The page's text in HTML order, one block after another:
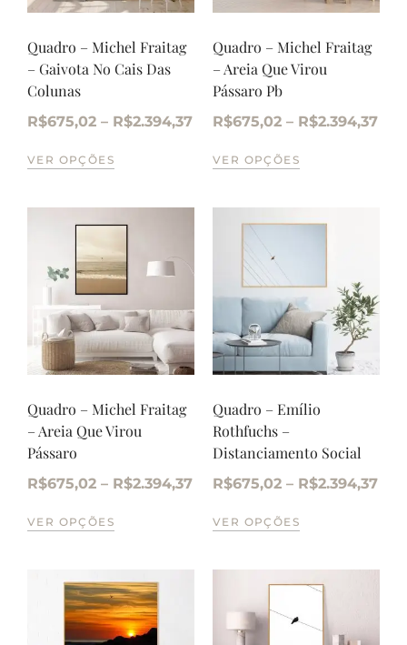
Quadro – Michel Fraitag
– Gaivota No Cais Das
Colunas
R$675,02 – R$2.394,37
VER OPÇÕES
Quadro – Michel Fraitag
– Areia Que Virou
Pássaro Pb
R$675,02 – R$2.394,37
VER OPÇÕES
Quadro – Michel Fraitag
– Areia Que Virou
Pássaro
R$675,02 – R$2.394,37
VER OPÇÕES
Quadro – Emílio
Rothfuchs –
Distanciamento Social
R$675,02 – R$2.394,37
VER OPÇÕES